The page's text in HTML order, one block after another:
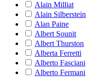
Alain Milliat
Alain Silberstein
Alan Paine
Albert Sounit
Albert Thurston
Alberta Ferretti
Alberto Fasciani
Alberto Fermani